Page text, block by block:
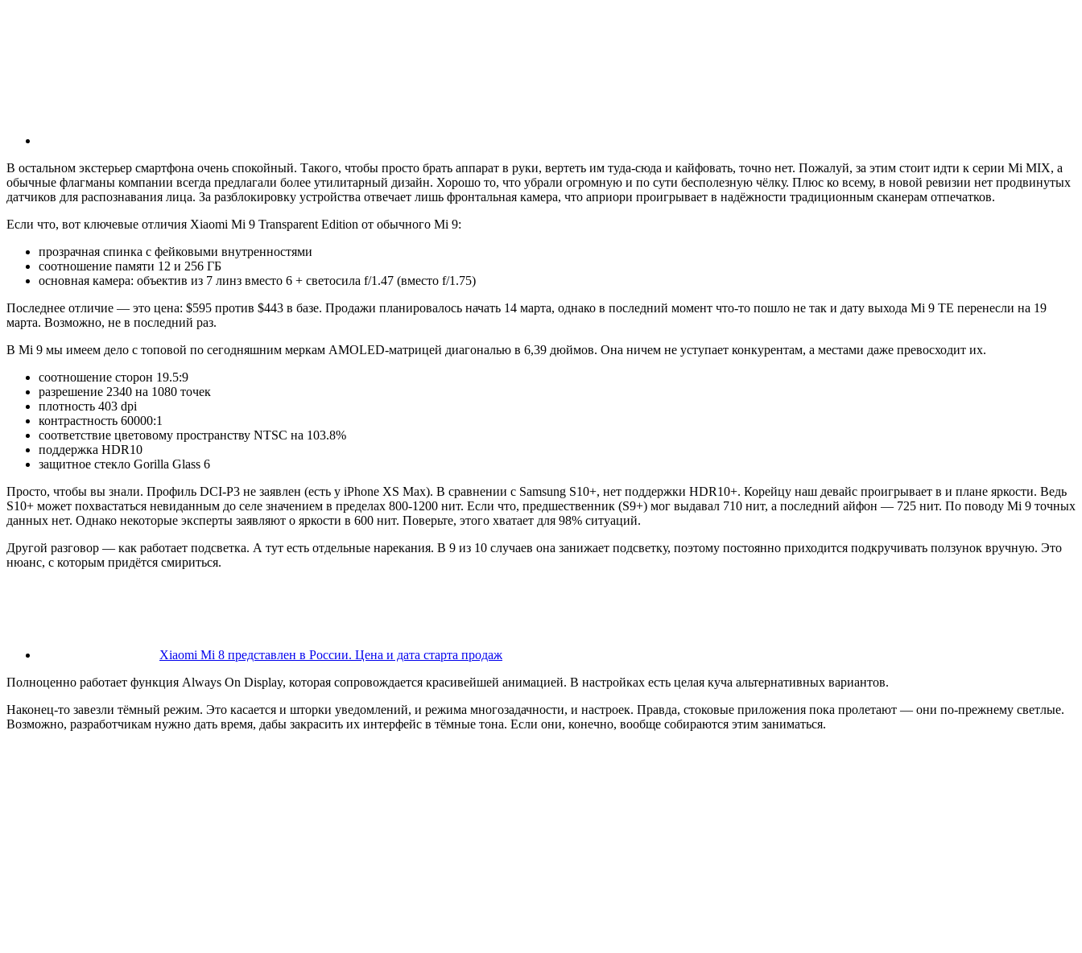
В остальном экстерьер смартфона очень спокойный. Такого, чтобы просто брать аппарат в руки, вертеть им туда-сюда и кайфовать, точно нет. Пожалуй, за этим стоит идти к серии Mi MIX, а
обычные флагманы компании всегда предлагали более утилитарный дизайн. Хорошо то, что убрали огромную и по сути бесполезную чёлку. Плюс ко всему, в новой ревизии нет продвинутых
датчиков для распознавания лица. За разблокировку устройства отвечает лишь фронтальная камера, что априори проигрывает в надёжности традиционным сканерам отпечатков.
Если что, вот ключевые отличия Xiaomi Mi 9 Transparent Edition от обычного Mi 9:
прозрачная спинка с фейковыми внутренностями
соотношение памяти 12 и 256 ГБ
основная камера: объектив из 7 линз вместо 6 + светосила f/1.47 (вместо f/1.75)
Последнее отличие — это цена: $595 против $443 в базе. Продажи планировалось начать 14 марта, однако в последний момент что-то пошло не так и дату выхода Mi 9 TE перенесли на 19
марта. Возможно, не в последний раз.
В Mi 9 мы имеем дело с топовой по сегодняшним меркам AMOLED-матрицей диагональю в 6,39 дюймов. Она ничем не уступает конкурентам, а местами даже превосходит их.
соотношение сторон 19.5:9
разрешение 2340 на 1080 точек
плотность 403 dpi
контрастность 60000:1
соответствие цветовому пространству NTSC на 103.8%
поддержка HDR10
защитное стекло Gorilla Glass 6
Просто, чтобы вы знали. Профиль DCI-P3 не заявлен (есть у iPhone XS Max). В сравнении с Samsung S10+, нет поддержки HDR10+. Корейцу наш девайс проигрывает в и плане яркости. Ведь
S10+ может похвастаться невиданным до селе значением в пределах 800-1200 нит. Если что, предшественник (S9+) мог выдавал 710 нит, а последний айфон — 725 нит. По поводу Mi 9 точных
данных нет. Однако некоторые эксперты заявляют о яркости в 600 нит. Поверьте, этого хватает для 98% ситуаций.
Другой разговор — как работает подсветка. А тут есть отдельные нарекания. В 9 из 10 случаев она занижает подсветку, поэтому постоянно приходится подкручивать ползунок вручную. Это
нюанс, с которым придётся смириться.
Xiaomi Mi 8 представлен в России. Цена и дата старта продаж
Полноценно работает функция Always On Display, которая сопровождается красивейшей анимацией. В настройках есть целая куча альтернативных вариантов.
Наконец-то завезли тёмный режим. Это касается и шторки уведомлений, и режима многозадачности, и настроек. Правда, стоковые приложения пока пролетают — они по-прежнему светлые.
Возможно, разработчикам нужно дать время, дабы закрасить их интерфейс в тёмные тона. Если они, конечно, вообще собираются этим заниматься.